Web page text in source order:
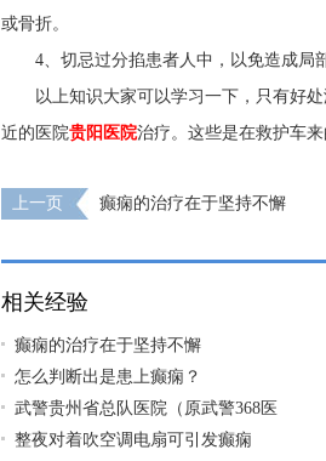
或骨折。
4、切忌过分掐患者人中，以免造成局
以上知识大家可以学习一下，只有好
近的医院贵阳医院治疗。这些是在救护车
上一页 癫痫的治疗在于坚持不懈
相关经验
癫痫的治疗在于坚持不懈
怎么判断出是患上癫痫？
武警贵州省总队医院（原武警368医
整夜对着吹空调电扇可引发癫痫